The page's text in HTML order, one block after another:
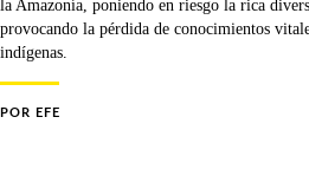
la Amazonía, poniendo en riesgo la rica
provocando la pérdida de conocimientos
indígenas.
POR EFE